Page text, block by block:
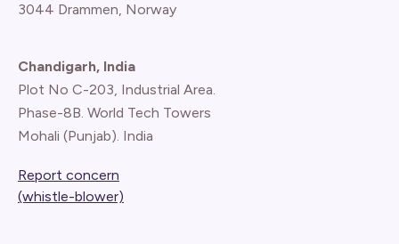
3044 Drammen, Norway
Chandigarh, India
Plot No C-203, Industrial Area.
Phase-8B. World Tech Towers
Mohali (Punjab). India
Report concern
(whistle-blower)